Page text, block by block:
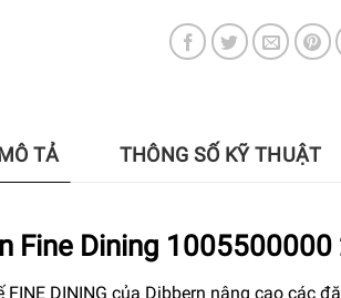
TẢ THÔNG SỐ KỸ THUẬT
Fine Dining
DINING của Dibbern nâng cao các